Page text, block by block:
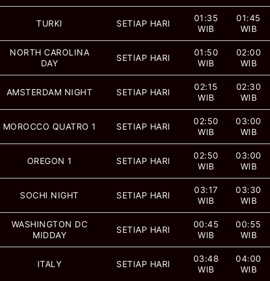
TURKI SETIAP HARI
01:35
WIB
01:45
WIB
NORTH CAROLINA
DAY
SETIAP HARI
01:50
WIB
02:00
WIB
AMSTERDAM NIGHT SETIAP HARI
02:15
WIB
02:30
WIB
MOROCCO QUATRO 1 SETIAP HARI
02:50
WIB
03:00
WIB
OREGON 1 SETIAP HARI
02:50
WIB
03:00
WIB
SOCHI NIGHT SETIAP HARI
03:17
WIB
03:30
WIB
WASHINGTON DC
MIDDAY
SETIAP HARI
00:45
WIB
00:55
WIB
ITALY SETIAP HARI
03:48
WIB
04:00
WIB